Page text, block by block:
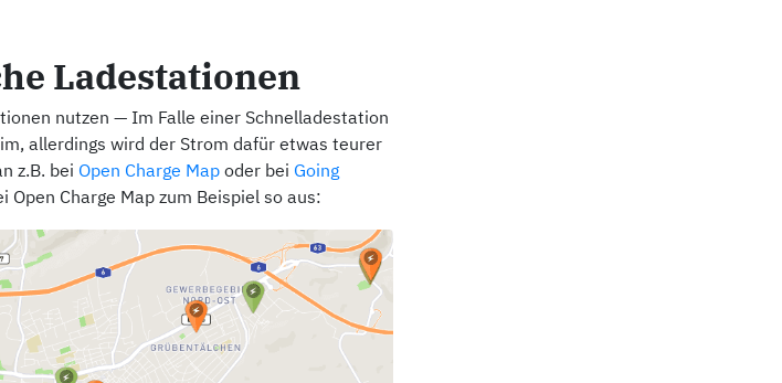
Ladestationen
nutzen — Im Falle einer Schnelladestation
allerdings wird der Strom dafür etwas teurer
z.B. bei Open Charge Map oder bei Going
Open Charge Map zum Beispiel so aus: